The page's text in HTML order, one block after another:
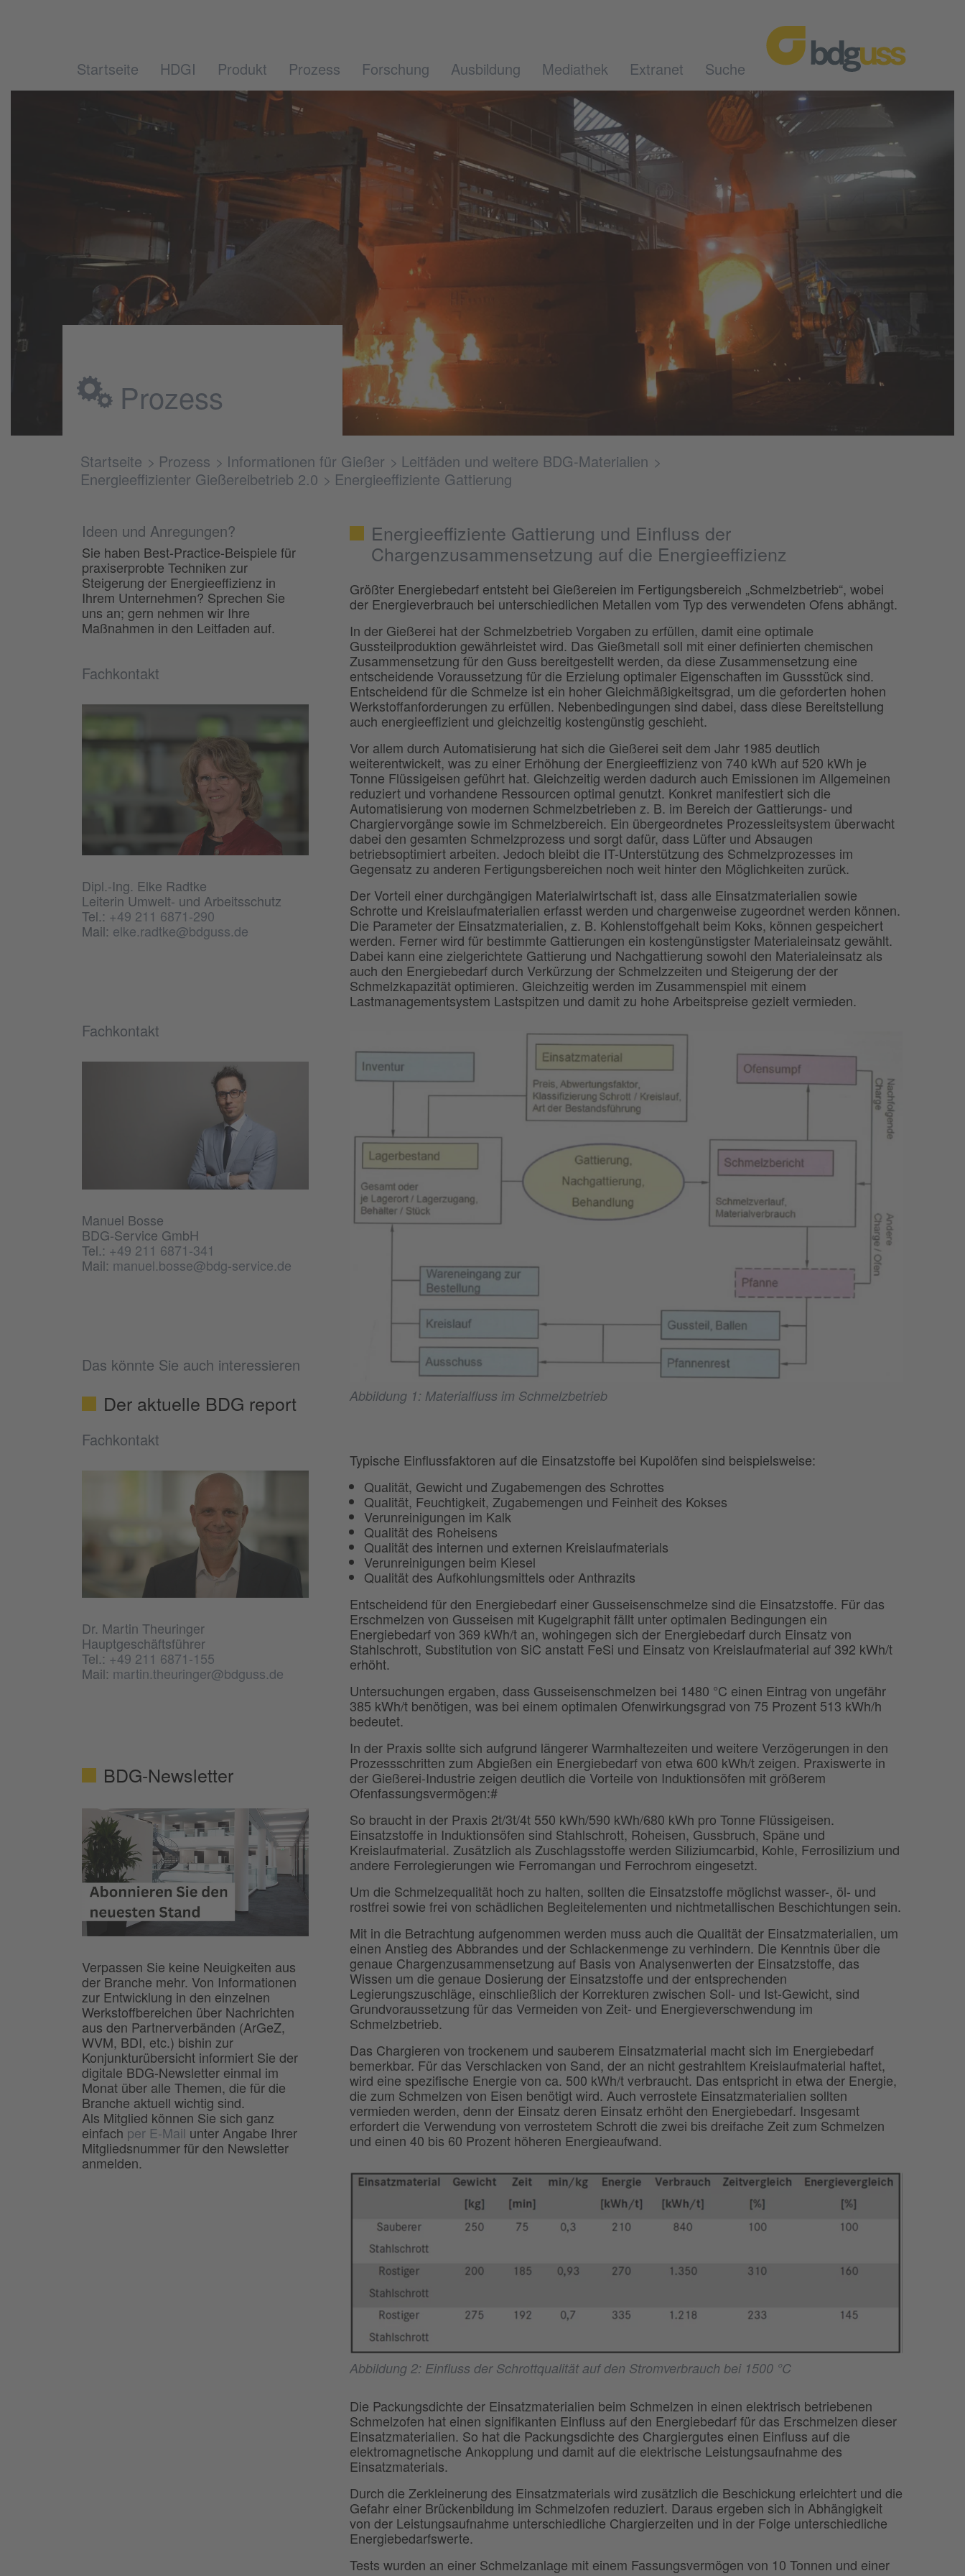
Startseite HDGI Produkt Prozess Forschung Ausbildung Mediathek Extranet Suche
Prozess
Startseite Prozess Informationen für Gießer
Leitfäden und weitere BDG-Materialien
Energieeffizienter Gießereibetrieb 2.0
Energieeffiziente Gattierung
Ideen und Anregungen?
Sie haben Best-Practice-Beispiele für
praxiserprobte Techniken zur
Steigerung der Energieeffizienz in
Ihrem Unternehmen? Sprechen Sie
uns an; gern nehmen wir Ihre
Maßnahmen in den Leitfaden auf.
Fachkontakt
Dipl.-Ing. Elke Radtke
Leiterin Umwelt- und Arbeitsschutz
Tel.: +49 211 6871-290
Mail: elke.radtke@bdguss.de
Fachkontakt
Manuel Bosse
BDG-Service GmbH
Tel.: +49 211 6871-341
Mail: manuel.bosse@bdg-service.de
Das könnte Sie auch interessieren
Der aktuelle BDG report
Fachkontakt
Dr. Martin Theuringer
Hauptgeschäftsführer
Tel.: +49 211 6871-155
Mail: martin.theuringer@bdguss.de
BDG-Newsletter
Verpassen Sie keine Neuigkeiten aus
der Branche mehr. Von Informationen
zur Entwicklung in den einzelnen
Werkstoffbereichen über Nachrichten
aus den Partnerverbänden (ArGeZ,
WVM, BDI, etc.) bishin zur
Konjunkturübersicht informiert Sie der
digitale BDG-Newsletter einmal im
Monat über alle Themen, die für die
Branche aktuell wichtig sind.
Als Mitglied können Sie sich ganz
einfach per E-Mail unter Angabe Ihrer
Mitgliedsnummer für den Newsletter
anmelden.
Energieeffiziente Gattierung und Einfluss der
Chargenzusammensetzung auf die Energieeffizienz
Größter Energiebedarf entsteht bei Gießereien im Fertigungsbereich „Schmelzbetrieb“, wobei
der Energieverbrauch bei unterschiedlichen Metallen vom Typ des verwendeten Ofens abhängt.
In der Gießerei hat der Schmelzbetrieb Vorgaben zu erfüllen, damit eine optimale
Gussteilproduktion gewährleistet wird. Das Gießmetall soll mit einer definierten chemischen
Zusammensetzung für den Guss bereitgestellt werden, da diese Zusammensetzung eine
entscheidende Voraussetzung für die Erzielung optimaler Eigenschaften im Gussstück sind.
Entscheidend für die Schmelze ist ein hoher Gleichmäßigkeitsgrad, um die geforderten hohen
Werkstoffanforderungen zu erfüllen. Nebenbedingungen sind dabei, dass diese Bereitstellung
auch energieeffizient und gleichzeitig kostengünstig geschieht.
Vor allem durch Automatisierung hat sich die Gießerei seit dem Jahr 1985 deutlich
weiterentwickelt, was zu einer Erhöhung der Energieeffizienz von 740 kWh auf 520 kWh je
Tonne Flüssigeisen geführt hat. Gleichzeitig werden dadurch auch Emissionen im Allgemeinen
reduziert und vorhandene Ressourcen optimal genutzt. Konkret manifestiert sich die
Automatisierung von modernen Schmelzbetrieben z. B. im Bereich der Gattierungs- und
Chargiervorgänge sowie im Schmelzbereich. Ein übergeordnetes Prozessleitsystem überwacht
dabei den gesamten Schmelzprozess und sorgt dafür, dass Lüfter und Absaugen
betriebsoptimiert arbeiten. Jedoch bleibt die IT-Unterstützung des Schmelzprozesses im
Gegensatz zu anderen Fertigungsbereichen noch weit hinter den Möglichkeiten zurück.
Der Vorteil einer durchgängigen Materialwirtschaft ist, dass alle Einsatzmaterialien sowie
Schrotte und Kreislaufmaterialien erfasst werden und chargenweise zugeordnet werden können.
Die Parameter der Einsatzmaterialien, z. B. Kohlenstoffgehalt beim Koks, können gespeichert
werden. Ferner wird für bestimmte Gattierungen ein kostengünstigster Materialeinsatz gewählt.
Dabei kann eine zielgerichtete Gattierung und Nachgattierung sowohl den Materialeinsatz als
auch den Energiebedarf durch Verkürzung der Schmelzzeiten und Steigerung der der
Schmelzkapazität optimieren. Gleichzeitig werden im Zusammenspiel mit einem
Lastmanagementsystem Lastspitzen und damit zu hohe Arbeitspreise gezielt vermieden.
Abbildung 1: Materialfluss im Schmelzbetrieb
Typische Einflussfaktoren auf die Einsatzstoffe bei Kupolöfen sind beispielsweise:
Qualität, Gewicht und Zugabemengen des Schrottes
Qualität, Feuchtigkeit, Zugabemengen und Feinheit des Kokses
Verunreinigungen im Kalk
Qualität des Roheisens
Qualität des internen und externen Kreislaufmaterials
Verunreinigungen beim Kiesel
Qualität des Aufkohlungsmittels oder Anthrazits
Entscheidend für den Energiebedarf einer Gusseisenschmelze sind die Einsatzstoffe. Für das
Erschmelzen von Gusseisen mit Kugelgraphit fällt unter optimalen Bedingungen ein
Energiebedarf von 369 kWh/t an, wohingegen sich der Energiebedarf durch Einsatz von
Stahlschrott, Substitution von SiC anstatt FeSi und Einsatz von Kreislaufmaterial auf 392 kWh/t
erhöht.
Untersuchungen ergaben, dass Gusseisenschmelzen bei 1480 °C einen Eintrag von ungefähr
385 kWh/t benötigen, was bei einem optimalen Ofenwirkungsgrad von 75 Prozent 513 kWh/h
bedeutet.
In der Praxis sollte sich aufgrund längerer Warmhaltezeiten und weitere Verzögerungen in den
Prozessschritten zum Abgießen ein Energiebedarf von etwa 600 kWh/t zeigen. Praxiswerte in
der Gießerei-Industrie zeigen deutlich die Vorteile von Induktionsöfen mit größerem
Ofenfassungsvermögen:#
So braucht in der Praxis 2t/3t/4t 550 kWh/590 kWh/680 kWh pro Tonne Flüssigeisen.
Einsatzstoffe in Induktionsöfen sind Stahlschrott, Roheisen, Gussbruch, Späne und
Kreislaufmaterial. Zusätzlich als Zuschlagsstoffe werden Siliziumcarbid, Kohle, Ferrosilizium und
andere Ferrolegierungen wie Ferromangan und Ferrochrom eingesetzt.
Um die Schmelzequalität hoch zu halten, sollten die Einsatzstoffe möglichst wasser-, öl- und
rostfrei sowie frei von schädlichen Begleitelementen und nichtmetallischen Beschichtungen sein.
Mit in die Betrachtung aufgenommen werden muss auch die Qualität der Einsatzmaterialien, um
einen Anstieg des Abbrandes und der Schlackenmenge zu verhindern. Die Kenntnis über die
genaue Chargenzusammensetzung auf Basis von Analysenwerten der Einsatzstoffe, das
Wissen um die genaue Dosierung der Einsatzstoffe und der entsprechenden
Legierungszuschläge, einschließlich der Korrekturen zwischen Soll- und Ist-Gewicht, sind
Grundvoraussetzung für das Vermeiden von Zeit- und Energieverschwendung im
Schmelzbetrieb.
Das Chargieren von trockenem und sauberem Einsatzmaterial macht sich im Energiebedarf
bemerkbar. Für das Verschlacken von Sand, der an nicht gestrahltem Kreislaufmaterial haftet,
wird eine spezifische Energie von ca. 500 kWh/t verbraucht. Das entspricht in etwa der Energie,
die zum Schmelzen von Eisen benötigt wird. Auch verrostete Einsatzmaterialien sollten
vermieden werden, denn der Einsatz deren Einsatz erhöht den Energiebedarf. Insgesamt
erfordert die Verwendung von verrostetem Schrott die zwei bis dreifache Zeit zum Schmelzen
und einen 40 bis 60 Prozent höheren Energieaufwand.
Abbildung 2: Einfluss der Schrottqualität auf den Stromverbrauch bei 1500 °C
Die Packungsdichte der Einsatzmaterialien beim Schmelzen in einen elektrisch betriebenen
Schmelzofen hat einen signifikanten Einfluss auf den Energiebedarf für das Erschmelzen dieser
Einsatzmaterialien. So hat die Packungsdichte des Chargiergutes einen Einfluss auf die
elektromagnetische Ankopplung und damit auf die elektrische Leistungsaufnahme des
Einsatzmaterials.
Durch die Zerkleinerung des Einsatzmaterials wird zusätzlich die Beschickung erleichtert und die
Gefahr einer Brückenbildung im Schmelzofen reduziert. Daraus ergeben sich in Abhängigkeit
von der Leistungsaufnahme unterschiedliche Chargierzeiten und in der Folge unterschiedliche
Energiebedarfswerte.
Tests wurden an einer Schmelzanlage mit einem Fassungsvermögen von 10 Tonnen und einer